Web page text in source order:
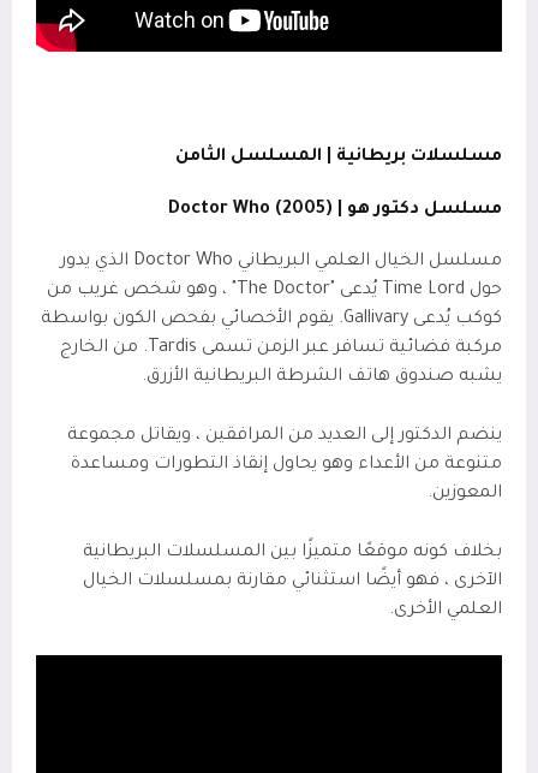
مسلسلات بريطانية | المسلسل الثامن
مسلسل دكتور هو | (2005) Doctor Who
مسلسل الخيال العلمي البريطاني Doctor Who الذي يدور
حول Time Lord يُدعى "The Doctor" ، وهو شخص غريب من
كوكب يُدعى Gallivary. يقوم الأخصائي بفحص الكون بواسطة
مركبة فضائية تسافر عبر الزمن تسمى Tardis. من الخارج
يشبه صندوق هاتف الشرطة البريطانية الأزرق.
ينضم الدكتور إلى العديد من المرافقين ، ويقاتل مجموعة
متنوعة من الأعداء وهو يحاول إنقاذ التطورات ومساعدة
المعوزين.
بخلاف كونه موقعًا متميزًا بين المسلسلات البريطانية
الآخرى ، فهو أيضًا استثنائي مقارنة بمسلسلات الخيال
العلمي الأخرى.